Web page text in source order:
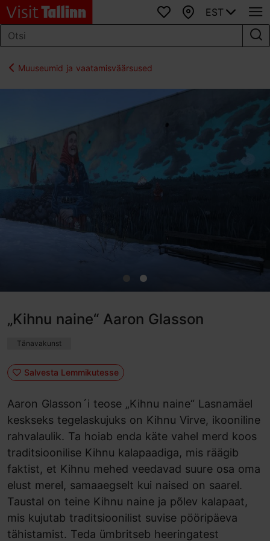
Lemmikud
Kaart
EST
Muuseumid ja vaatamisväärsused
„Kihnu naine“ Aaron Glasson
Tänavakunst
Salvesta Lemmikutesse
Aaron Glasson´i teose „Kihnu naine“ Lasnamäel
keskseks tegelaskujuks on Kihnu Virve, ikooniline
rahvalaulik. Ta hoiab enda käte vahel merd koos
traditsioonilise Kihnu kalapaadiga, mis räägib
faktist, et Kihnu mehed veedavad suure osa oma
elust merel, samaaegselt kui naised on saarel.
Taustal on teine Kihnu naine ja põlev kalapaat,
mis kujutab traditsioonilist suvise pööripäeva
tähistamist. Teda ümbritseb heeringatest